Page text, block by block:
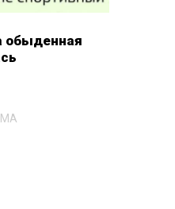
обыденная